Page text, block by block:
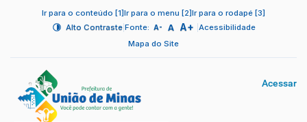
Ir para o conteúdo [1]Ir para o menu [2]Ir para o rodapé [3]
Alto Contraste| Fonte: A- A A+ Acessibilidade
Mapa do Site
Acessar